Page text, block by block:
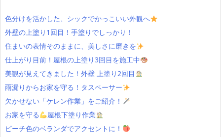
色分けを活かした、シックでかっこいい外観へ
外壁の上塗り1回目！手塗りでしっかり！
住まいの表情そのままに、美しさに磨きを
仕上がり目前！屋根の上塗り3回目を施工中
美観が見えてきました！外壁 上塗り2回目
雨漏りからお家を守る！タスペーサー
欠かせない「ケレン作業」をご紹介！
お家を守る
屋根下塗り作業
ピーチ色のベランダでアクセントに！